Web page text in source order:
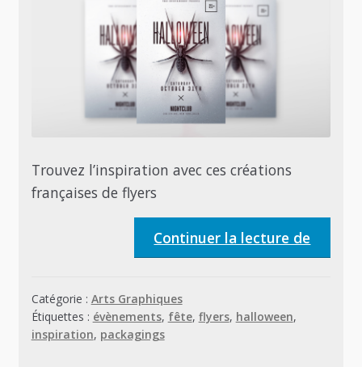
Trouvez l’inspiration avec ces créations
françaises de flyers
Continuer la lecture de
et
Catégorie : Arts Graphiques
Étiquettes : évènements, fête, flyers, halloween,
inspiration, packagings